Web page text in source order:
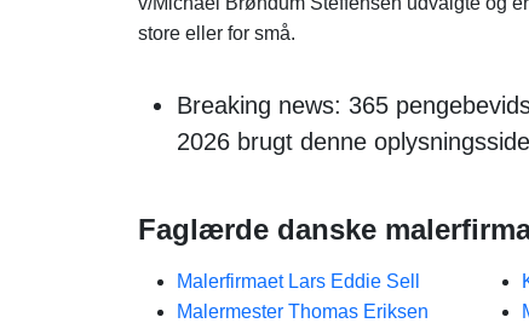
store eller for små.
Breaking news: 365
2026 brugt denne
Faglærde danske
Malerfirmaet Lars Eddie Sell
Malermester Thomas Eriksen